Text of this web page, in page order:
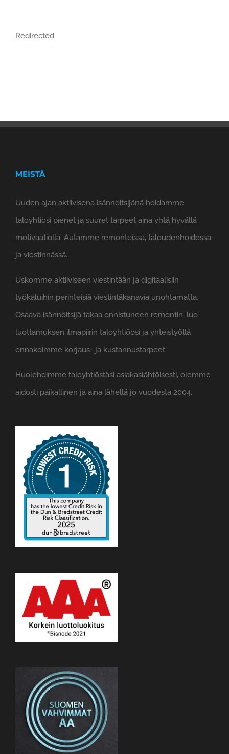
Redirected
MEISTÄ
Uuden ajan aktiivisena isännöitsijänä hoidamme
taloyhtiösi pienet ja suuret tarpeet aina yhtä hyvällä
motivaatiolla. Autamme remonteissa, taloudenhoidossa
ja viestinnässä.
Uskomme aktiiviseen viestintään ja digitaalisiin
työkaluihin perinteisiä viestintäkanavia unohtamatta.
Osaava isännöitsijä takaa onnistuneen remontin, luo
luottamuksen ilmapiirin taloyhtiöösi ja yhteistyöllä
ennakoimme korjaus- ja kustannustarpeet.
Huolehdimme taloyhtiöstäsi asiakaslähtöisesti, olemme
aidosti paikallinen ja aina lähellä jo vuodesta 2004.